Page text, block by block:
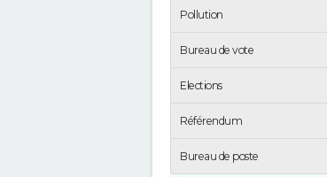
Pollution
Bureau de vote
Elections
Référendum
Bureau de poste